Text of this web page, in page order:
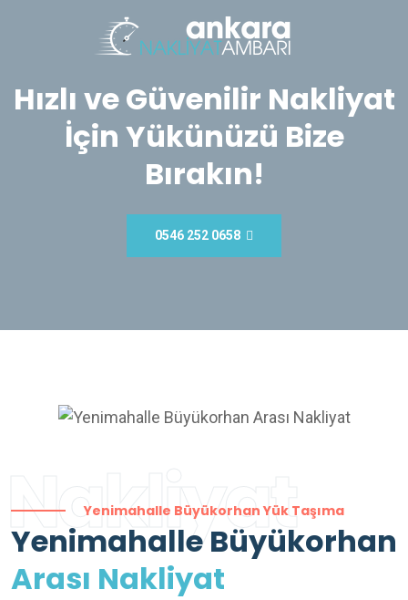
Hızlı ve Güvenilir Nakliyat
İçin Yükünüzü Bize
Bırakın!
0546 252 0658
Nakliyat
Yenimahalle Büyükorhan Yük Taşıma
Yenimahalle Büyükorhan
Arası Nakliyat